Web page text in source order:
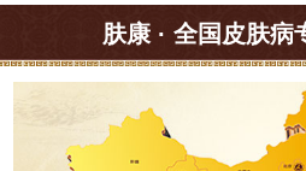
肤康 · 全国皮肤病